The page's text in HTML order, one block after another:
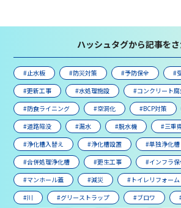
ハッシュタグから記事を
#止水板 #防災対策 #予防保全
#
#更新工事
#水処理施設
#コンクリート
#防食ライニング
#空洞化 #BCP対策
#道路陥没
#漏水 #脱水機 #三重
#浄化槽入替え
#浄化槽設置
#単独浄化槽
#合併処理浄化槽
#更生工事 #インフラ保
#マンホール蓋
#減災 #トイレリフォーム
#川
#グリーストラップ #ブロワ